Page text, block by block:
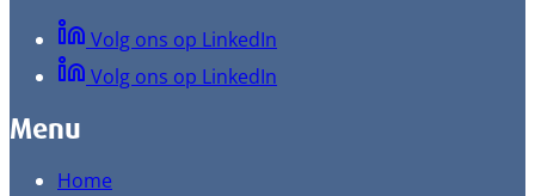
Volg ons op LinkedIn
Volg ons op LinkedIn
Menu
Home